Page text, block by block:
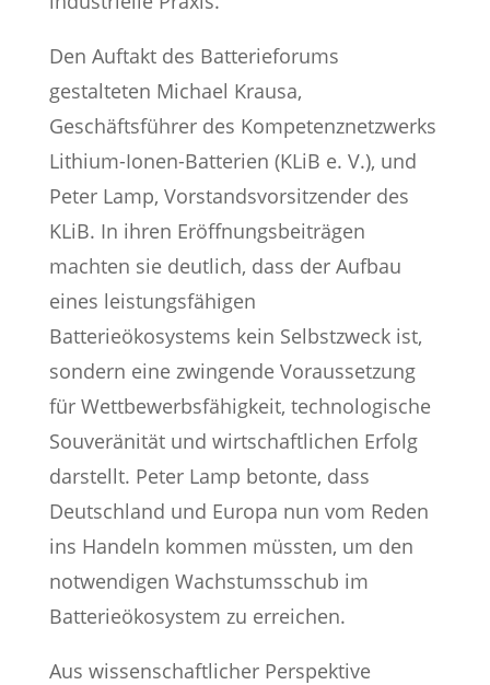
Den Auftakt des Batterieforums
gestalteten Michael Krausa,
Geschäftsführer des Kompetenznetzwerks
Lithium-Ionen-Batterien (KLiB e. V.), und
Peter Lamp, Vorstandsvorsitzender des
KLiB. In ihren Eröffnungsbeiträgen
machten sie deutlich, dass der Aufbau
eines leistungsfähigen
Batterieökosystems kein Selbstzweck ist,
sondern eine zwingende Voraussetzung
für Wettbewerbsfähigkeit, technologische
Souveränität und wirtschaftlichen Erfolg
darstellt. Peter Lamp betonte, dass
Deutschland und Europa nun vom Reden
ins Handeln kommen müssten, um den
notwendigen Wachstumsschub im
Batterieökosystem zu erreichen.
Aus wissenschaftlicher Perspektive